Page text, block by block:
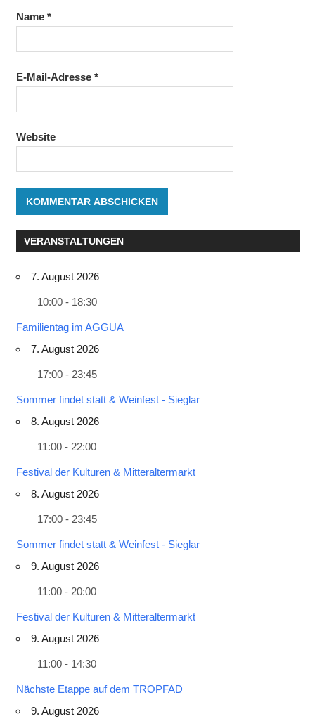
Name *
E-Mail-Adresse *
Website
VERANSTALTUNGEN
7. August 2026
10:00 - 18:30
Familientag im AGGUA
7. August 2026
17:00 - 23:45
Sommer findet statt & Weinfest - Sieglar
8. August 2026
11:00 - 22:00
Festival der Kulturen & Mitteraltermarkt
8. August 2026
17:00 - 23:45
Sommer findet statt & Weinfest - Sieglar
9. August 2026
11:00 - 20:00
Festival der Kulturen & Mitteraltermarkt
9. August 2026
11:00 - 14:30
Nächste Etappe auf dem TROPFAD
9. August 2026